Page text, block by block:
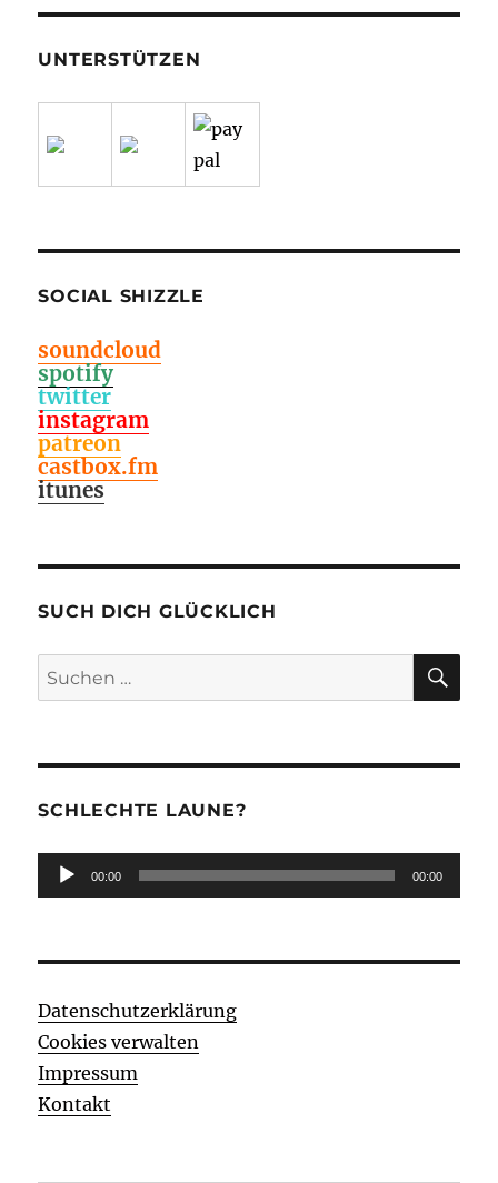
UNTERSTÜTZEN
SOCIAL SHIZZLE
soundcloud
spotify
twitter
instagram
patreon
castbox.fm
itunes
SUCH DICH GLÜCKLICH
Suchen
nach:
SCHLECHTE LAUNE?
Audio-
Player
00:00 00:00
Datenschutzerklärung
Cookies verwalten
Impressum
Kontakt